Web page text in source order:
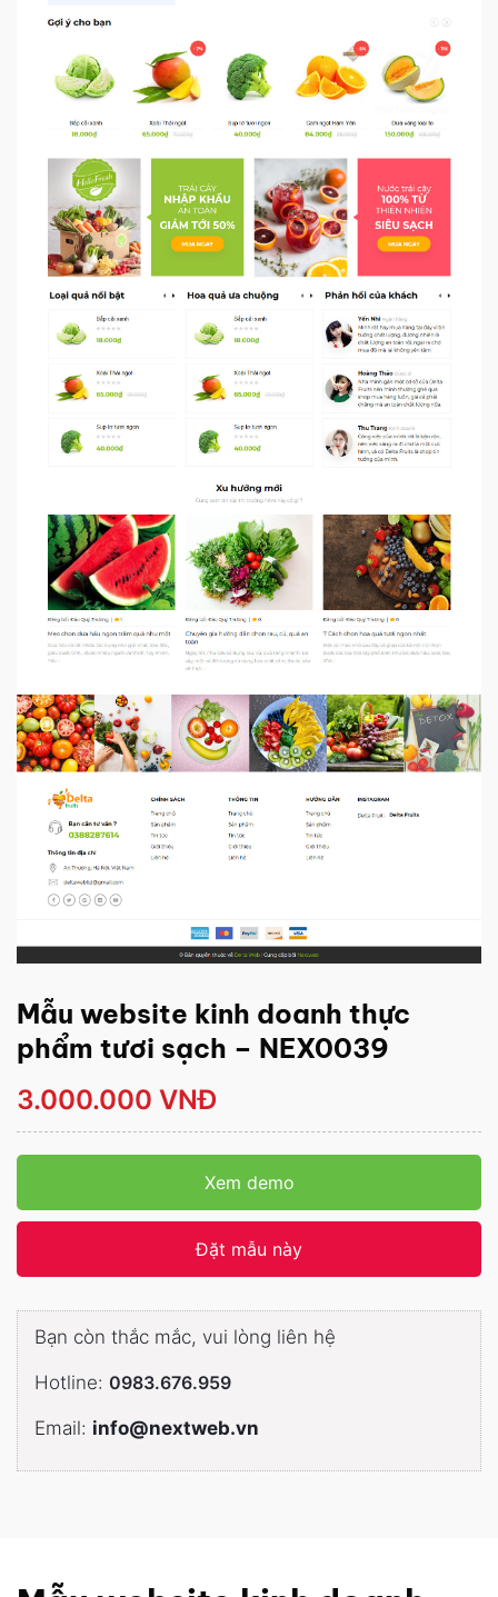
Mẫu website kinh doanh thực
phẩm tươi sạch – NEX0039
3.000.000 VNĐ
Xem demo
Đặt mẫu này
Bạn còn thắc mắc, vui lòng liên hệ
Hotline: 0983.676.959
Email: info@nextweb.vn